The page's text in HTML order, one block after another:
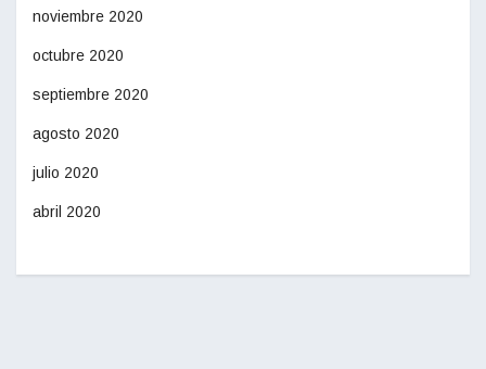
noviembre 2020
octubre 2020
septiembre 2020
agosto 2020
julio 2020
abril 2020